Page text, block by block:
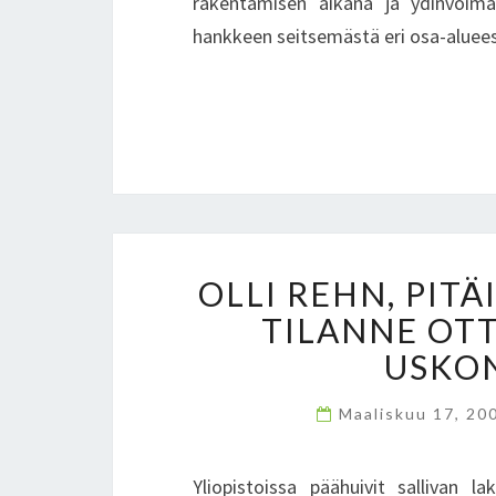
hankkeen seitsemästä eri osa-
OLLI REHN,
TILANNE
Maaliskuu 17,
Yliopistoissa päähuivit sallivan